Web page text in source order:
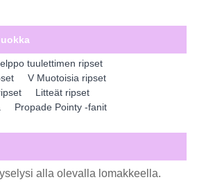
tuulettimen ripset
V Muotoisia ripset
Litteät ripset
Propade Pointy -fanit
alla olevalla lomakkeella.